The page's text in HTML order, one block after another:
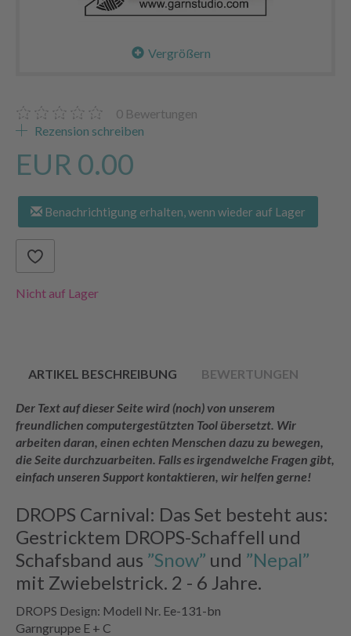
Vergrößern
0 Bewertungen
Rezension schreiben
EUR 0.00
Benachrichtigung erhalten, wenn wieder auf Lager
Nicht auf Lager
ARTIKEL BESCHREIBUNG BEWERTUNGEN
Der Text auf dieser Seite wird (noch) von unserem
freundlichen computergestützten Tool übersetzt. Wir
arbeiten daran, einen echten Menschen dazu zu bewegen,
die Seite durchzuarbeiten. Falls es irgendwelche Fragen gibt,
einfach unseren Support kontaktieren, wir helfen gerne!
DROPS Carnival: Das Set besteht aus:
Gestricktem DROPS-Schaffell und
Schafsband aus ”Snow” und ”Nepal”
mit Zwiebelstrick. 2 - 6 Jahre.
DROPS Design: Modell Nr. Ee-131-bn
Garngruppe E + C